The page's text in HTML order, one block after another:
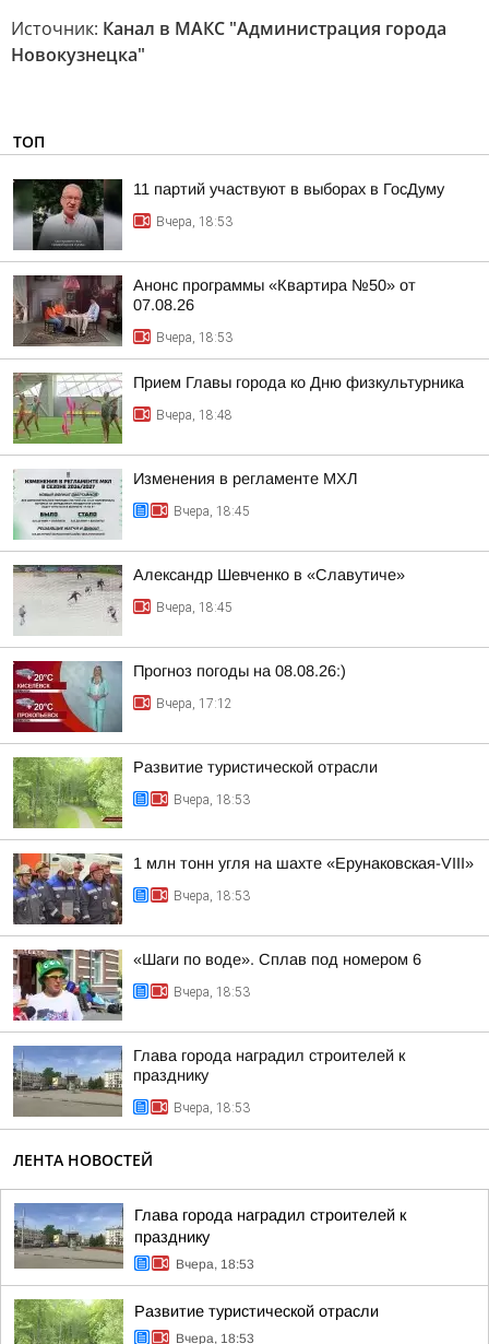
Источник: Канал в МАКС "Администрация города
Новокузнецка"
ТОП
11 партий участвуют в выборах в ГосДуму
Вчера, 18:53
Анонс программы «Квартира №50» от
07.08.26
Вчера, 18:53
Прием Главы города ко Дню физкультурника
Вчера, 18:48
Изменения в регламенте МХЛ
Вчера, 18:45
Александр Шевченко в «Славутиче»
Вчера, 18:45
Прогноз погоды на 08.08.26:)
Вчера, 17:12
Развитие туристической отрасли
Вчера, 18:53
1 млн тонн угля на шахте «Ерунаковская-VIII»
Вчера, 18:53
«Шаги по воде». Сплав под номером 6
Вчера, 18:53
Глава города наградил строителей к
празднику
Вчера, 18:53
ЛЕНТА НОВОСТЕЙ
Глава города наградил строителей к
празднику
Вчера, 18:53
Развитие туристической отрасли
Вчера, 18:53